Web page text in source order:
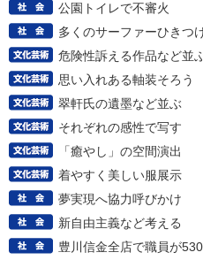
公園トイレで不審火
多くのサーファーひきつ
危険性訴える作品など並
思い入れある軸装そろう
翠軒氏の遺墨など並ぶ
それぞれの感性で写す
「癒やし」の空間演出
着やすく美しい服展示
夢実現へ協力呼びかけ
新自由主義など考える
豊川信金全店で職員が